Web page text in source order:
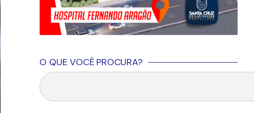
O QUE VOCÊ PROCURA?